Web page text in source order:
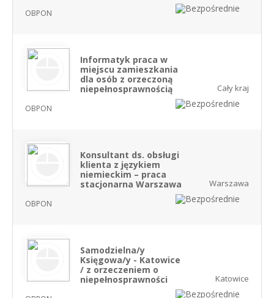
OBPON
Informatyk praca w
miejscu zamieszkania
dla osób z orzeczoną
niepełnosprawnością
OBPON
Cały kraj
Konsultant ds. obsługi
klienta z językiem
niemieckim – praca
stacjonarna Warszawa
OBPON
Warszawa
Samodzielna/y
Księgowa/y - Katowice
/ z orzeczeniem o
niepełnosprawności
Katowice